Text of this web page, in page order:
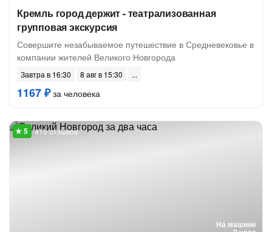
Кремль город держит - театрализованная
групповая экскурсия
Совершите незабываемое путешествие в Средневековье в
компании жителей Великого Новгорода
Завтра в 16:30 8 авг в 15:30
1167 ₽за человека
На машине
415 отзывов